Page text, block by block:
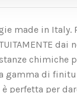
made in
chimiche
di finiture
perfetta per